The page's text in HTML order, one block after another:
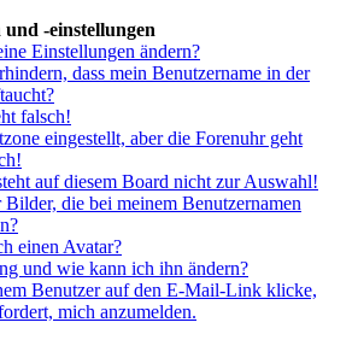
-einstellungen
Einstellungen ändern?
dass mein Benutzername in der
falsch!
eingestellt, aber die Forenuhr geht
auf diesem Board nicht zur Auswahl!
Bilder, die bei meinem Benutzernamen
einen Avatar?
und wie kann ich ihn ändern?
Benutzer auf den E-Mail-Link klicke,
mich anzumelden.